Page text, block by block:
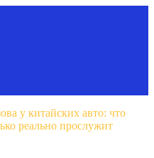
у китайских авто: что
реально прослужит